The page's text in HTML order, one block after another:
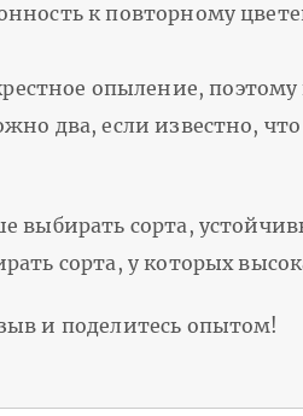
к повторному
опыление, поэтому
два, если известно,
выбирать сорта,
сорта, у которых
и поделитесь опытом!